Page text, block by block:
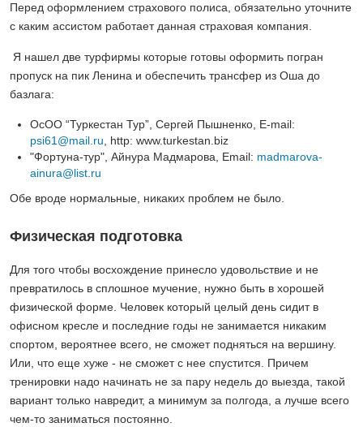
Перед оформлением страхового полиса, обязательно уточните
с каким ассистом работает данная страховая компания.
Я нашел две турфирмы которые готовы оформить погран
пропуск на пик Ленина и обеспечить трансфер из Оша до
базлага:
ОсОО “Туркестан Тур”, Сергей Пышненко, E-mail:
psi61@mail.ru, http: www.turkestan.biz
"Фортуна-тур", Айнура Мадмарова, Email: madmarova-
ainura@list.ru
Обе вроде нормальные, никаких проблем не было.
Физическая подготовка
Для того чтобы восхождение принесло удовольствие и не
превратилось в сплошное мучение, нужно быть в хорошей
физической форме. Человек который целый день сидит в
офисном кресле и последние годы не занимается никаким
спортом, вероятнее всего, не сможет подняться на вершину.
Или, что еще хуже - не сможет с нее спустится. Причем
тренировки надо начинать не за пару недель до выезда, такой
вариант только навредит, а минимум за полгода, а лучше всего
чем-то заниматься постоянно.